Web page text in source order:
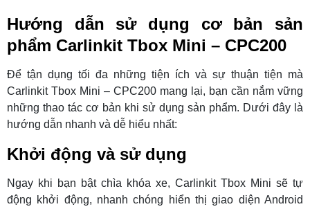
Hướng dẫn sử dụng cơ bản sản
phẩm Carlinkit Tbox Mini – CPC200
Để tận dụng tối đa những tiện ích và sự thuận tiện mà
Carlinkit Tbox Mini – CPC200 mang lại, bạn cần nắm vững
những thao tác cơ bản khi sử dụng sản phẩm. Dưới đây là
hướng dẫn nhanh và dễ hiểu nhất:
Khởi động và sử dụng
Ngay khi bạn bật chìa khóa xe, Carlinkit Tbox Mini sẽ tự
động khởi động, nhanh chóng hiển thị giao diện Android